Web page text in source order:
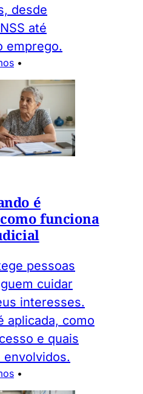
desde
até
emprego.
•
é
funciona
pessoas
cuidar
interesses.
aplicada, como
e quais
envolvidos.
•